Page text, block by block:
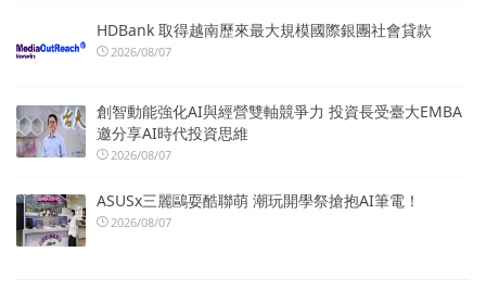
HDBank 取得越南歷來最大規模國際銀團社會貸款
2026/08/07
創智動能強化AI與經營雙軸競爭力 投資長受臺大EMBA
邀分享AI時代投資思維
2026/08/07
ASUSx三麗鷗耍酷聯萌 潮玩開學祭搶抱AI筆電！
2026/08/07